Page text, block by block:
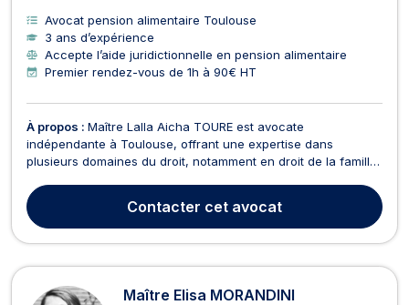
Avocat pension alimentaire Toulouse
3 ans d’expérience
Accepte l’aide juridictionnelle en pension alimentaire
Premier rendez-vous de 1h à 90€ HT
À propos : Maître Lalla Aicha TOURE est avocate
indépendante à Toulouse, offrant une expertise dans
plusieurs domaines du droit, notamment en droit de la famille,
droit de la famille, Maître TOURE vous accompagne dans des
affaires de tutelle, d'adoption, de curatelle, de...
Contacter cet avocat
Maître Elisa MORANDINI